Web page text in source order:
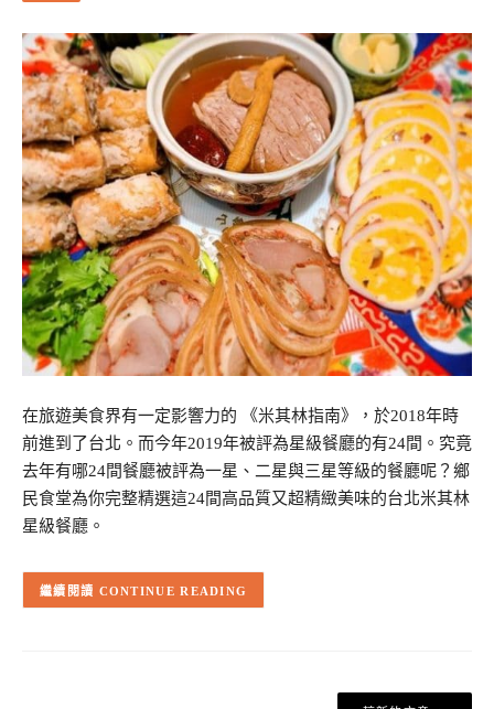
在旅遊美食界有一定影響力的 《米其林指南》，於2018年時
前進到了台北。而今年2019年被評為星級餐廳的有24間。究竟
去年有哪24間餐廳被評為一星、二星與三星等級的餐廳呢？鄉
民食堂為你完整精選這24間高品質又超精緻美味的台北米其林
星級餐廳。
CONTINUE READING